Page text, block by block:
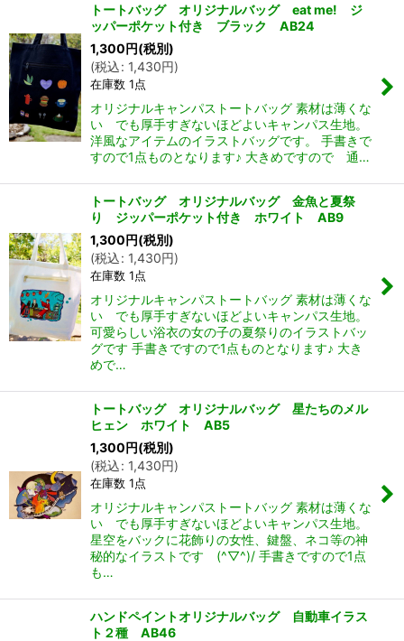
トートバッグ オリジナルバッグ eat me! ジ
ッパーポケット付き ブラック AB24
1,300円(税別)
(税込: 1,430円)
在庫数 1点
オリジナルキャンパストートバッグ 素材は薄くな
い でも厚手すぎないほどよいキャンパス生地。
洋風なアイテムのイラストバッグです。 手書きで
すので1点ものとなります♪ 大きめですので 通…
トートバッグ オリジナルバッグ 金魚と夏祭
り ジッパーポケット付き ホワイト AB9
1,300円(税別)
(税込: 1,430円)
在庫数 1点
オリジナルキャンパストートバッグ 素材は薄くな
い でも厚手すぎないほどよいキャンパス生地。
可愛らしい浴衣の女の子の夏祭りのイラストバッ
グです 手書きですので1点ものとなります♪ 大き
めで…
トートバッグ オリジナルバッグ 星たちのメル
ヒェン ホワイト AB5
1,300円(税別)
(税込: 1,430円)
在庫数 1点
オリジナルキャンパストートバッグ 素材は薄くな
い でも厚手すぎないほどよいキャンパス生地。
星空をバックに花飾りの女性、鍵盤、ネコ等の神
秘的なイラストです (^▽^)/ 手書きですので1点
も…
ハンドペイントオリジナルバッグ 自動車イラス
ト２種 AB46